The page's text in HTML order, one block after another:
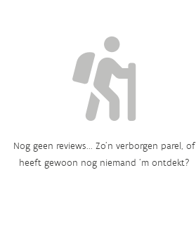
Nog geen reviews... Zo’n verborgen parel, of
heeft gewoon nog niemand ‘m ontdekt?